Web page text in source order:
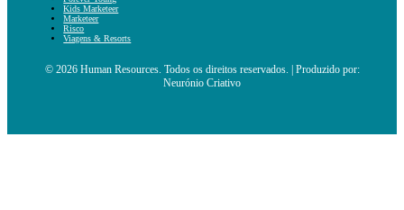
Kids Marketeer
Marketeer
Risco
Viagens & Resorts
© 2026 Human Resources. Todos os direitos reservados. | Produzido por:
Neurónio Criativo